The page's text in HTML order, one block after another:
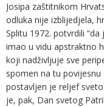
Josipa zaštitnikom
odluka nije izblijedjela,
Splitu 1972. potvrdili
imao u vidu apstraktno
koji nadživljuje sve
spomen na tu povijesnu
postavljen je reljef
je, pak, Dan svetog